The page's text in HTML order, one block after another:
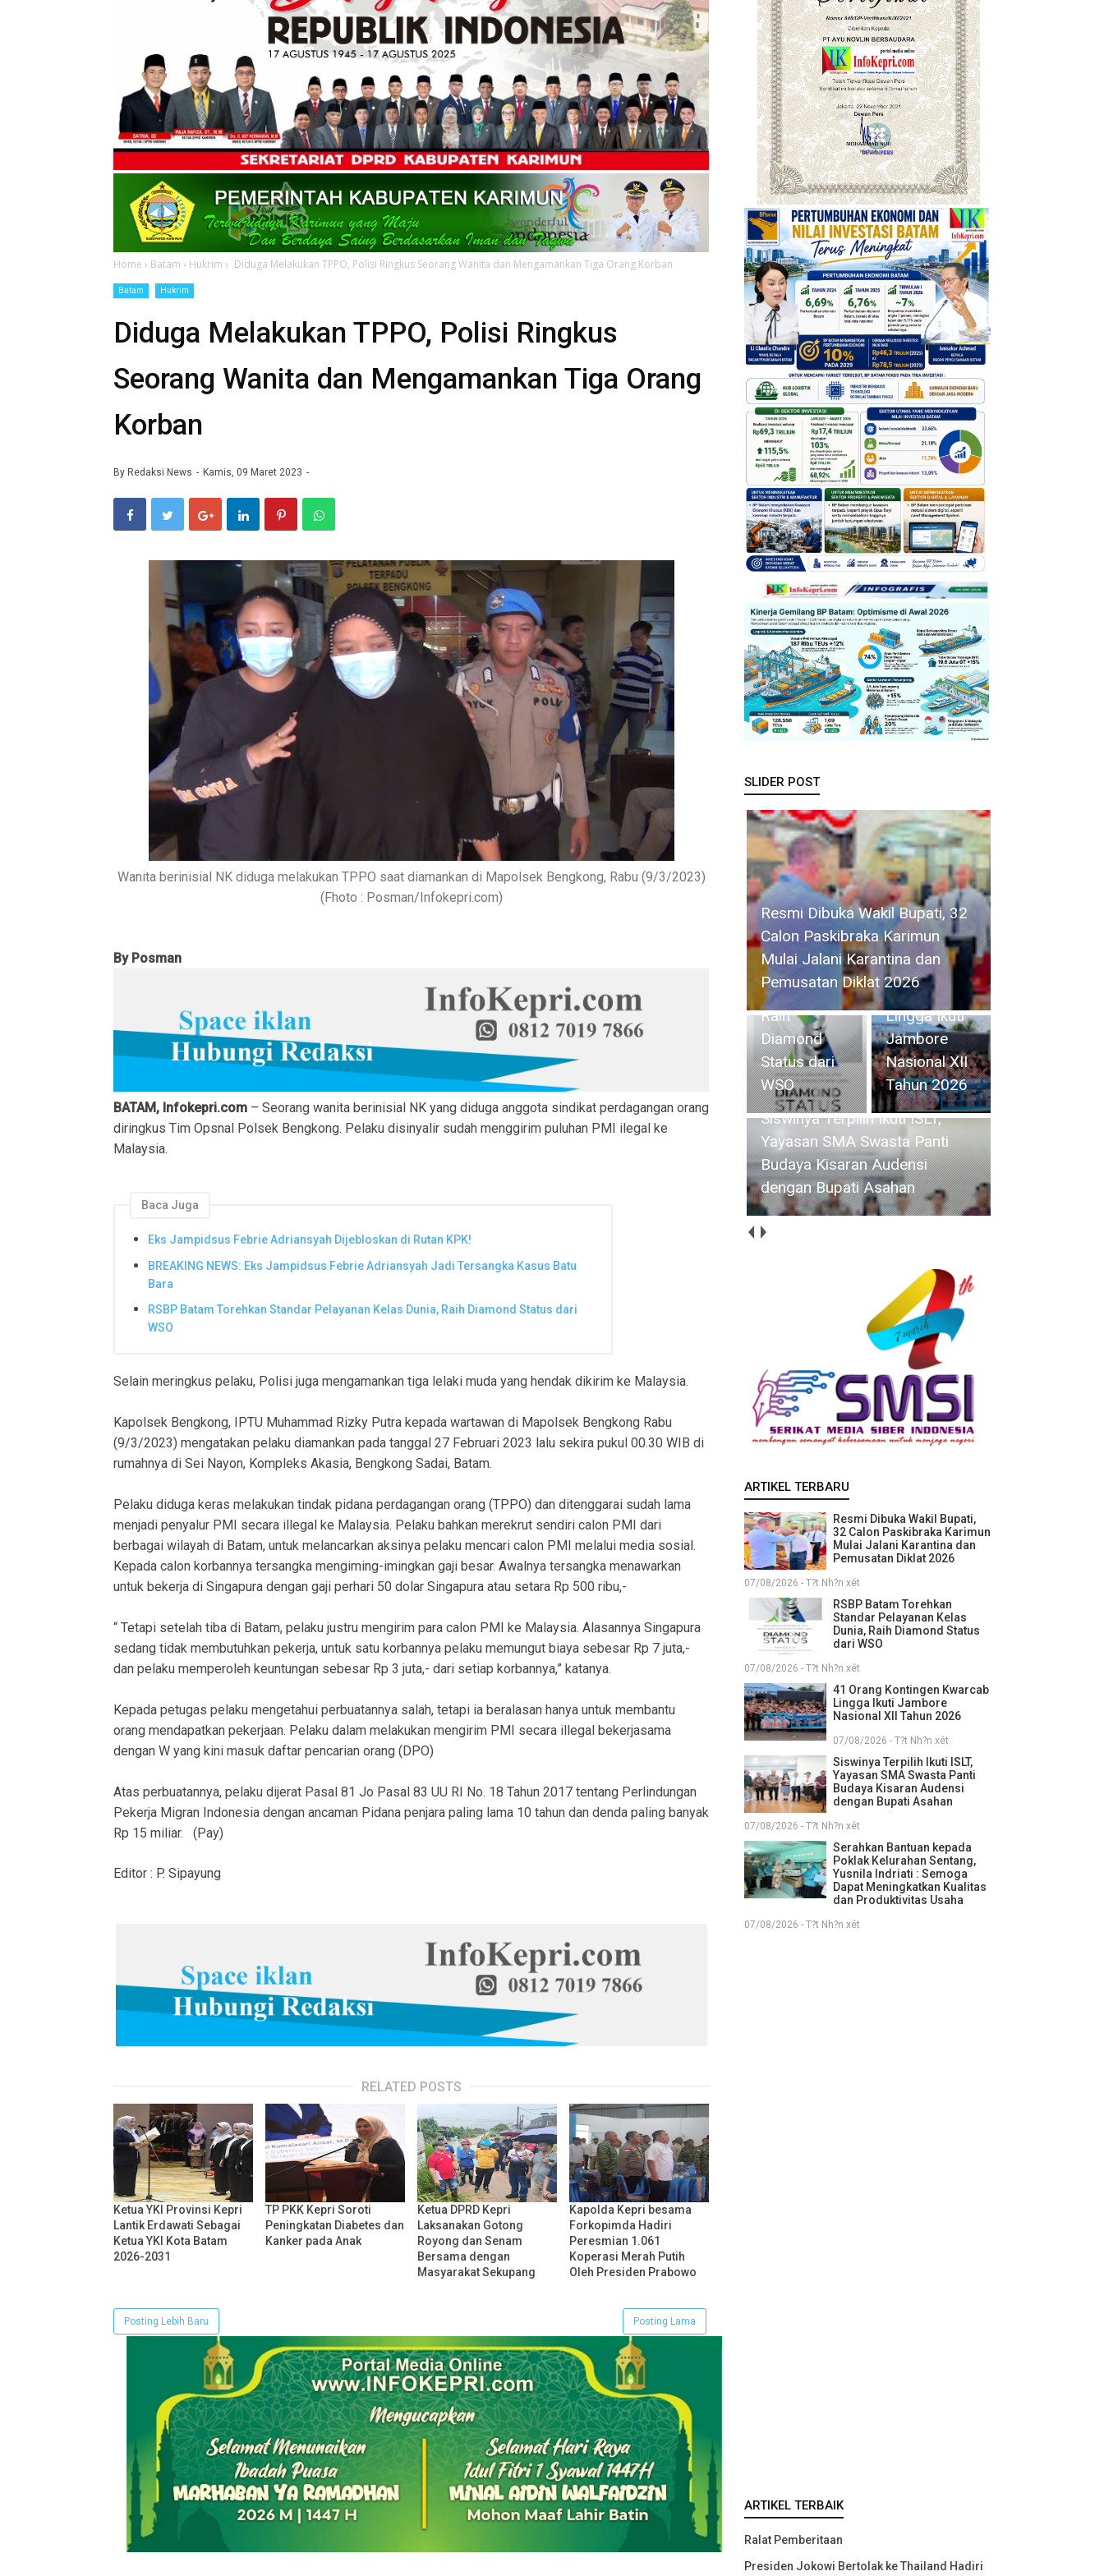
Home › Batam › Hukrim › Diduga Melakukan TPPO, Polisi Ringkus Seorang Wanita dan Mengamankan Tiga Orang Korban
Batam Hukrim
Diduga Melakukan TPPO, Polisi Ringkus
Seorang Wanita dan Mengamankan Tiga Orang
Korban
By Redaksi News Kamis, 09 Maret 2023
Wanita berinisial NK diduga melakukan TPPO saat diamankan di Mapolsek Bengkong, Rabu (9/3/2023)
(Fhoto : Posman/Infokepri.com)
By Posman
BATAM, Infokepri.com – Seorang wanita berinisial NK yang diduga anggota sindikat perdagangan orang
diringkus Tim Opsnal Polsek Bengkong. Pelaku disinyalir sudah menggirim puluhan PMI ilegal ke
Malaysia.
Baca Juga
Eks Jampidsus Febrie Adriansyah Dijebloskan di Rutan KPK!
BREAKING NEWS: Eks Jampidsus Febrie Adriansyah Jadi Tersangka Kasus Batu
Bara
RSBP Batam Torehkan Standar Pelayanan Kelas Dunia, Raih Diamond Status dari
WSO
Selain meringkus pelaku, Polisi juga mengamankan tiga lelaki muda yang hendak dikirim ke Malaysia.
Kapolsek Bengkong, IPTU Muhammad Rizky Putra kepada wartawan di Mapolsek Bengkong Rabu
(9/3/2023) mengatakan pelaku diamankan pada tanggal 27 Februari 2023 lalu sekira pukul 00.30 WIB di
rumahnya di Sei Nayon, Kompleks Akasia, Bengkong Sadai, Batam.
Pelaku diduga keras melakukan tindak pidana perdagangan orang (TPPO) dan ditenggarai sudah lama
menjadi penyalur PMI secara illegal ke Malaysia. Pelaku bahkan merekrut sendiri calon PMI dari
berbagai wilayah di Batam, untuk melancarkan aksinya pelaku mencari calon PMI melalui media sosial.
Kepada calon korbannya tersangka mengiming-imingkan gaji besar. Awalnya tersangka menawarkan
untuk bekerja di Singapura dengan gaji perhari 50 dolar Singapura atau setara Rp 500 ribu,-
“ Tetapi setelah tiba di Batam, pelaku justru mengirim para calon PMI ke Malaysia. Alasannya Singapura
sedang tidak membutuhkan pekerja, untuk satu korbannya pelaku memungut biaya sebesar Rp 7 juta,-
dan pelaku memperoleh keuntungan sebesar Rp 3 juta,- dari setiap korbannya,” katanya.
Kepada petugas pelaku mengetahui perbuatannya salah, tetapi ia beralasan hanya untuk membantu
orang mendapatkan pekerjaan. Pelaku dalam melakukan mengirim PMI secara illegal bekerjasama
dengan W yang kini masuk daftar pencarian orang (DPO)
Atas perbuatannya, pelaku dijerat Pasal 81 Jo Pasal 83 UU RI No. 18 Tahun 2017 tentang Perlindungan
Pekerja Migran Indonesia dengan ancaman Pidana penjara paling lama 10 tahun dan denda paling banyak
Rp 15 miliar. (Pay)
Editor : P. Sipayung
RELATED POSTS
Ketua YKI Provinsi Kepri
Lantik Erdawati Sebagai
Ketua YKI Kota Batam
2026-2031
TP PKK Kepri Soroti
Peningkatan Diabetes dan
Kanker pada Anak
Ketua DPRD Kepri
Laksanakan Gotong
Royong dan Senam
Bersama dengan
Masyarakat Sekupang
Kapolda Kepri besama
Forkopimda Hadiri
Peresmian 1.061
Koperasi Merah Putih
Oleh Presiden Prabowo
Posting Lebih Baru Posting Lama
SLIDER POST
RSBP Batam Torehkan
Standar Pelayanan
Kelas Dunia, Raih
Diamond Status dari
WSO
41 Orang
Kontingen
Kwarcab
Lingga Ikuti
Jambore
Nasional XII
Tahun 2026
Siswinya Terpilih
Ikuti ISLT, Yayasan
SMA Swasta Panti
Budaya Kisaran
Audensi dengan
Bupati Asahan
Serahkan Bantuan kepada
Poklak Kelurahan Sentang,
Yusnila Indriati : Semoga Dapat
Meningkatkan Kualitas dan
Produktivitas Usaha
ARTIKEL TERBARU
Resmi Dibuka Wakil Bupati,
32 Calon Paskibraka Karimun
Mulai Jalani Karantina dan
Pemusatan Diklat 2026
07/08/2026 - T?t Nh?n xét
RSBP Batam Torehkan
Standar Pelayanan Kelas
Dunia, Raih Diamond Status
dari WSO
07/08/2026 - T?t Nh?n xét
41 Orang Kontingen Kwarcab
Lingga Ikuti Jambore
Nasional XII Tahun 2026
07/08/2026 - T?t Nh?n xét
Siswinya Terpilih Ikuti ISLT,
Yayasan SMA Swasta Panti
Budaya Kisaran Audensi
dengan Bupati Asahan
07/08/2026 - T?t Nh?n xét
Serahkan Bantuan kepada
Poklak Kelurahan Sentang,
Yusnila Indriati : Semoga
Dapat Meningkatkan Kualitas
dan Produktivitas Usaha
07/08/2026 - T?t Nh?n xét
ARTIKEL TERBAIK
Ralat Pemberitaan
Presiden Jokowi Bertolak ke Thailand Hadiri